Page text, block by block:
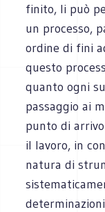
finito, li può
un processo,
ordine di fini
questo
quanto ogni
passaggio ai
punto di
il lavoro, in
natura di